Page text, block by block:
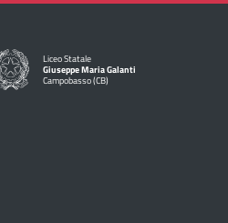
Liceo Statale
Giuseppe Maria Galanti
Campobasso (CB)
— Visita la pagina iniziale della scuola